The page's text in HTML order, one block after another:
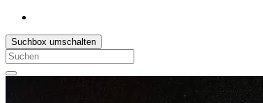
Suchbox umschalten
Search
for: